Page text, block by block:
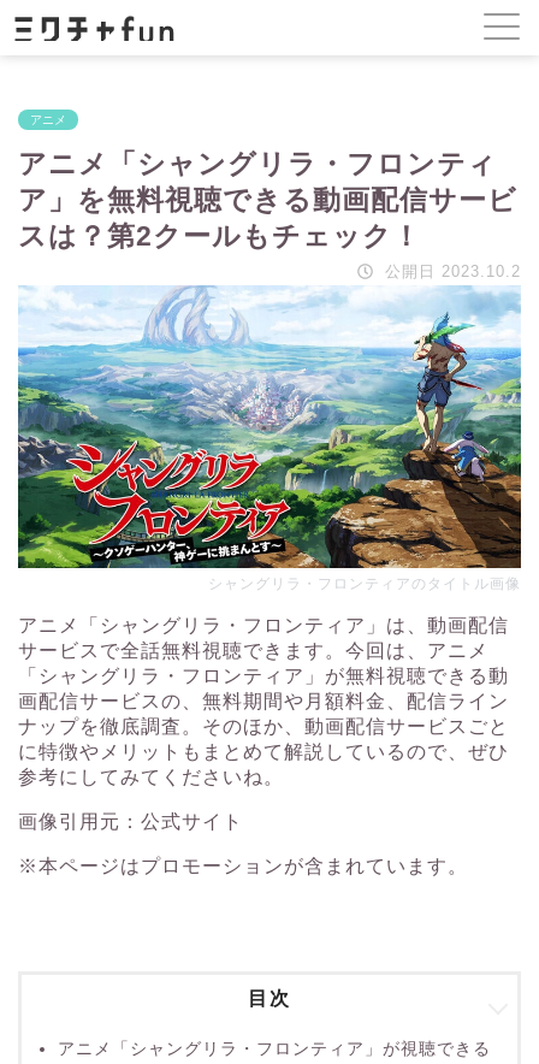
アニメ
アニメ「シャングリラ・フロンティ
ア」を無料視聴できる動画配信サービ
スは？第2クールもチェック！
公開日 2023.10.2
シャングリラ・フロンティアのタイトル画像
アニメ「シャングリラ・フロンティア」は、動画配信
サービスで全話無料視聴できます。今回は、アニメ
「シャングリラ・フロンティア」が無料視聴できる動
画配信サービスの、無料期間や月額料金、配信ライン
ナップを徹底調査。そのほか、動画配信サービスごと
に特徴やメリットもまとめて解説しているので、ぜひ
参考にしてみてくださいね。
画像引用元： 公式サイト
※本ページはプロモーションが含まれています。
目次
アニメ「シャングリラ・フロンティア」が視聴できる